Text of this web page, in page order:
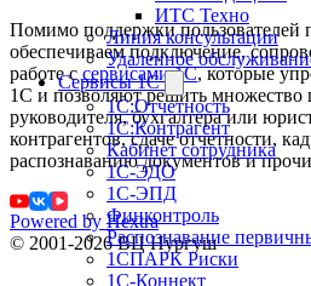
ИТС Техно
Линия консультации
Удаленное
Сервисы 1С
1С:Отчетность
1С:Контрагент
Кабинет сотрудника
1С-ЭДО
1С-ЭПД
Финконтроль
Распознавание
1СПАРК Риски
1С-Коннект
Помимо поддержки
обеспечиваем подключение,
работе с сервисами 1С, которые
1С и позволяют решить множество
руководителя, бухгалтера или
контрагентов, сдаче отчетности,
распознаванию документов и
Powered by Hextra
© 2001-2026 ВЦ Нургуш